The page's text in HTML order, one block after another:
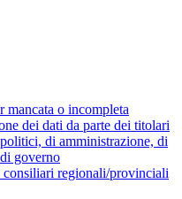
mancata o incompleta
dei dati da parte dei titolari
di amministrazione, di
governo
regionali/provinciali